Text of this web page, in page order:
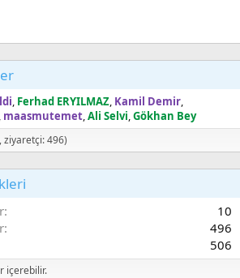
Ferhad ERYILMAZ Kamil Demir
maasmutemet Ali Selvi Gökhan Bey
ziyaretçi: 496)
10
496
506
içerebilir.